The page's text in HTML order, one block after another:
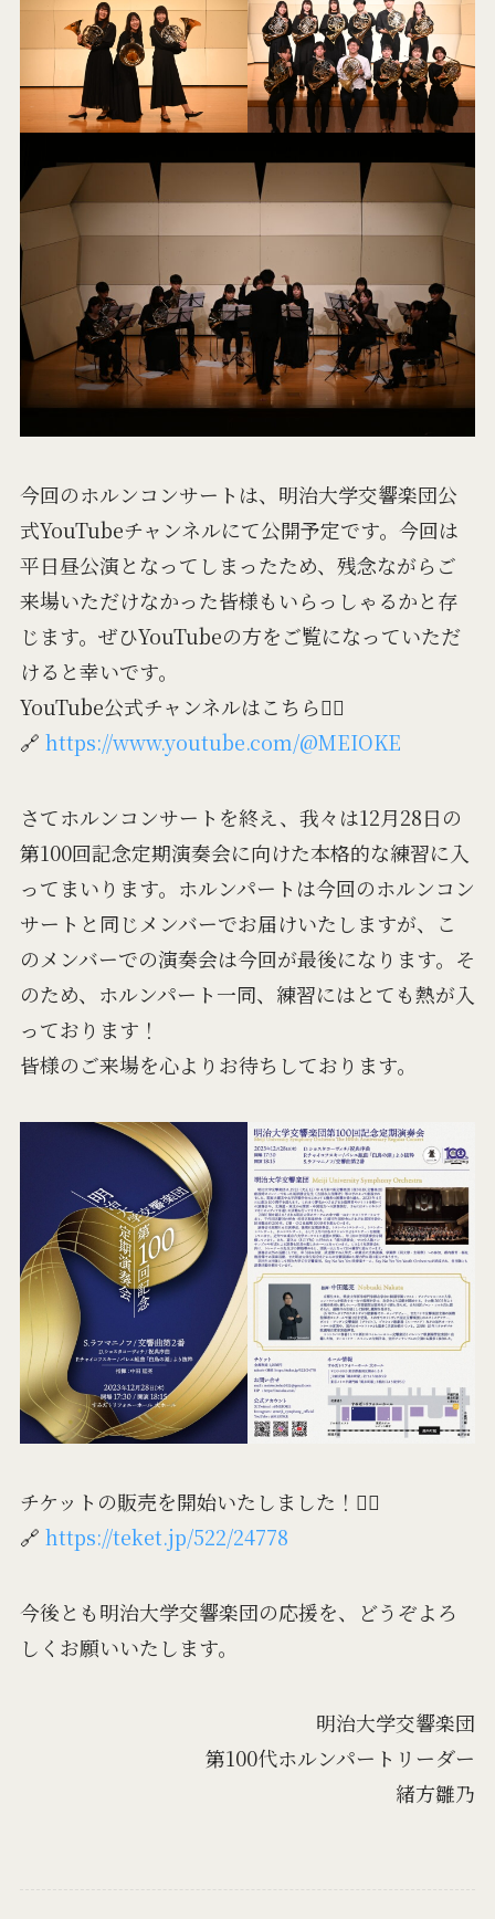
今回のホルンコンサートは、明治大学交響楽団公
式YouTubeチャンネルにて公開予定です。今回は
平日昼公演となってしまったため、残念ながらご
来場いただけなかった皆様もいらっしゃるかと存
じます。ぜひYouTubeの方をご覧になっていただ
けると幸いです。
YouTube公式チャンネルはこちら👇🏻
🔗 https://www.youtube.com/@MEIOKE
さてホルンコンサートを終え、我々は12月28日の
第100回記念定期演奏会に向けた本格的な練習に入
ってまいります。ホルンパートは今回のホルンコン
サートと同じメンバーでお届けいたしますが、こ
のメンバーでの演奏会は今回が最後になります。そ
のため、ホルンパート一同、練習にはとても熱が入
っております！
皆様のご来場を心よりお待ちしております。
チケットの販売を開始いたしました！👇🏻
🔗 https://teket.jp/522/24778
今後とも明治大学交響楽団の応援を、どうぞよろ
しくお願いいたします。
明治大学交響楽団
第100代ホルンパートリーダー
緒方雛乃